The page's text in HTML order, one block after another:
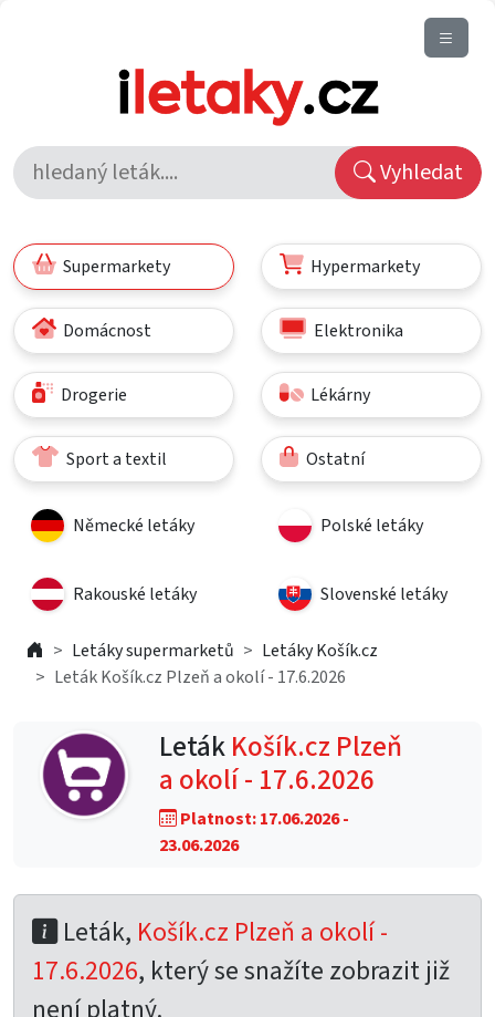
Vyhledat
Supermarkety Hypermarkety
Domácnost Elektronika
Drogerie Lékárny
Sport a textil Ostatní
Německé letáky Polské letáky
Rakouské letáky Slovenské letáky
Letáky supermarketů
Letáky Košík.cz
Leták Košík.cz Plzeň a okolí - 17.6.2026
LetákKošík.cz Plzeň
a okolí - 17.6.2026
Platnost: 17.06.2026 -
23.06.2026
Leták, Košík.cz Plzeň a okolí -
17.6.2026, který se snažíte zobrazit již